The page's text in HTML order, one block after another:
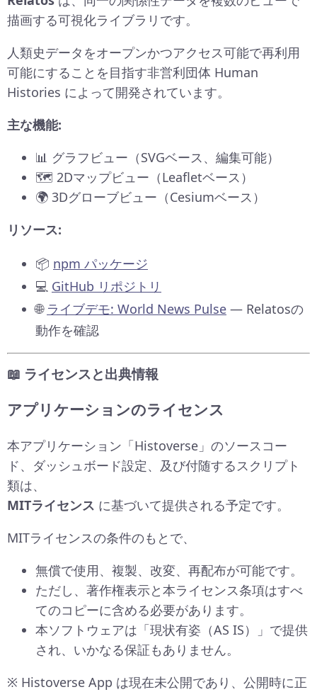
描画する可視化ライブラリです。
人類史データをオープンかつアクセス可能で再利用
可能にすることを目指す非営利団体 Human
Histories によって開発されています。
主な機能:
📊 グラフビュー（SVGベース、編集可能）
🗺️ 2Dマップビュー（Leafletベース）
🌍 3Dグローブビュー（Cesiumベース）
リソース:
📦 npm パッケージ
💻 GitHub リポジトリ
🌐 ライブデモ: World News Pulse — Relatosの
動作を確認
📖 ライセンスと出典情報
アプリケーションのライセンス
本アプリケーション「Histoverse」のソースコー
ド、ダッシュボード設定、及び付随するスクリプト
類は、
MITライセンス に基づいて提供される予定です。
MITライセンスの条件のもとで、
無償で使用、複製、改変、再配布が可能です。
ただし、著作権表示と本ライセンス条項はすべ
てのコピーに含める必要があります。
本ソフトウェアは「現状有姿（AS IS）」で提供
され、いかなる保証もありません。
※ Histoverse App は現在未公開であり、公開時に正